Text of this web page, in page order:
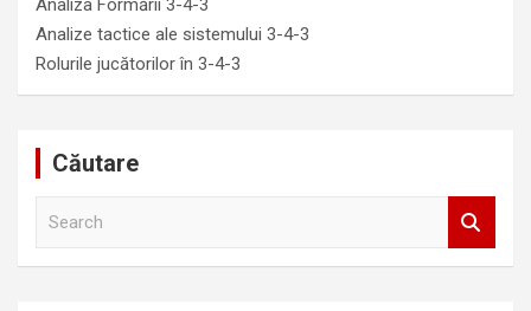
Analiza Formării 3-4-3
Analize tactice ale sistemului 3-4-3
Rolurile jucătorilor în 3-4-3
Căutare